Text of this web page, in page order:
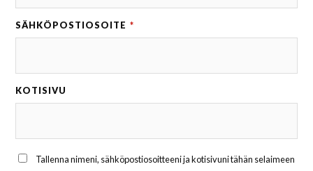
SÄHKÖPOSTIOSOITE *
KOTISIVU
Tallenna nimeni, sähköpostiosoitteeni ja kotisivuni tähän selaimeen